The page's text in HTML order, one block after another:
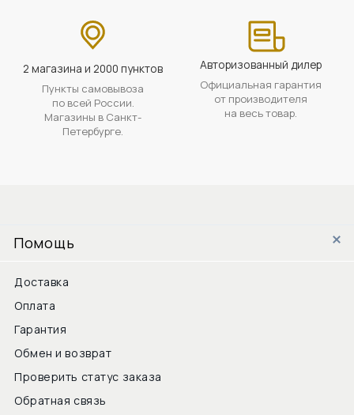
2 магазина и 2000 пунктов
Пункты самовывоза
по всей России.
Магазины в Санкт-
Петербурге.
Авторизованный дилер
Официальная гарантия
от производителя
на весь товар.
Помощь
Доставка
Оплата
Гарантия
Обмен и возврат
Проверить статус заказа
Обратная связь